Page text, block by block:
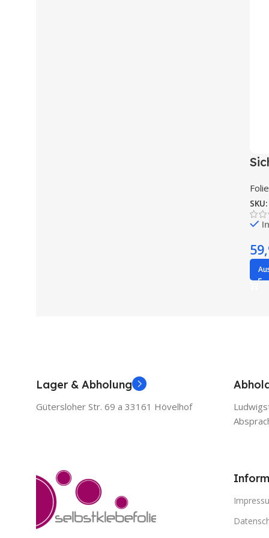
SKU:
Lager & Abholung
Gütersloher Str. 69 a 33161 Hövelhof